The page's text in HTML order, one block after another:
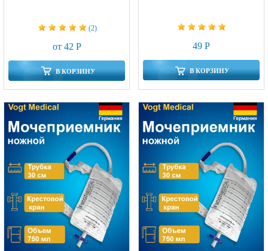
(2)
от 42 Р
В КОРЗИНУ
49 Р
В КОРЗИНУ